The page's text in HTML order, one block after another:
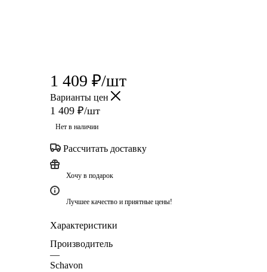
1 409 ₽/шт
Варианты цен
1 409 ₽/шт
Нет в наличии
Рассчитать доставку
Хочу в подарок
Лучшее качество и приятные цены!
Характеристики
Производитель
—
Schavon